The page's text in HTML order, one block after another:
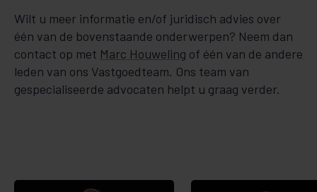
Wilt u meer informatie en/of juridisch advies over
één van de bovenstaande onderwerpen? Neem dan
contact op met Marc Houweling of één van de andere
leden van ons Vastgoedteam. Ons team van
gespecialiseerde advocaten helpt u graag verder.